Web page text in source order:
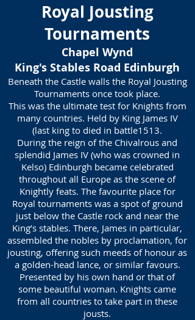
Royal Jousting
Tournaments
Chapel Wynd
King's Stables Road Edinburgh
Beneath the Castle walls the Royal Jousting
Tournaments once took place.
This was the ultimate test for Knights from
many countries. Held by King James IV
(last king to died in battle1513.
During the reign of the Chivalrous and
splendid James IV (who was crowned in
Kelso) Edinburgh became celebrated
throughout all Europe as the scene of
Knightly feats. The favourite place for
Royal tournaments was a spot of ground
just below the Castle rock and near the
King’s stables. There, James in particular,
assembled the nobles by proclamation, for
jousting, offering such meeds of honour as
a golden-head lance, or similar favours.
Presented by his own hand or that of
some beautiful woman. Knights came
from all countries to take part in these
jousts.